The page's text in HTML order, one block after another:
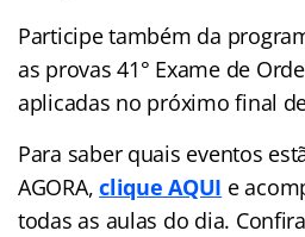
Participe também da
as provas 41° Exame de
aplicadas no próximo final
Para saber quais eventos
AGORA,clique AQUI e
todas as aulas do dia.